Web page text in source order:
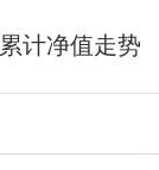
累计净值走势